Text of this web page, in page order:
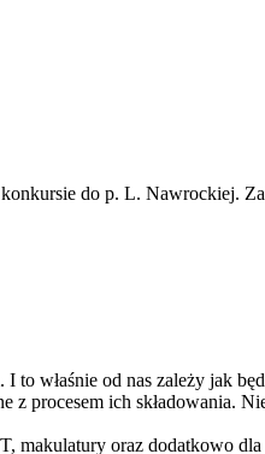
do p. L. Nawrockiej.
właśnie od nas zależy jak
procesem ich składowania.
makulatury oraz dodatkowo